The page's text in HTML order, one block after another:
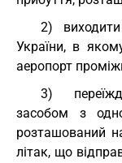
2)
України, в
аеропорт
3)
засобом з
розташований
літак, що